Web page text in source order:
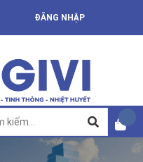
ĐĂNG NHẬP